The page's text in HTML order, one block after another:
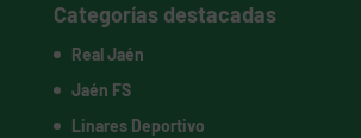
Categorías destacadas
Real Jaén
Jaén FS
Linares Deportivo